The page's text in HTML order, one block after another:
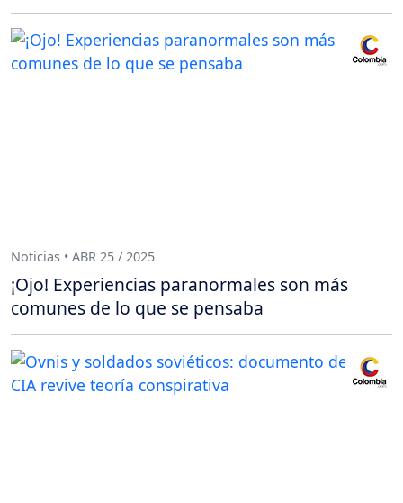
Noticias • ABR 25 / 2025
¡Ojo! Experiencias paranormales son más
comunes de lo que se pensaba